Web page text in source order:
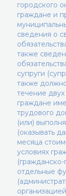
городского
граждане и
сведения о
также
супруги
также
течение
граждане
трудового
(или)
(оказывать
месяца
условиях
отдельные